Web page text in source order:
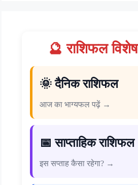
🔮 राशिफल विशेष
🌞 दैनिक राशिफल
आज का भाग्यफल पढ़ें →
📅 साप्ताहिक राशिफल
इस सप्ताह कैसा रहेगा? →